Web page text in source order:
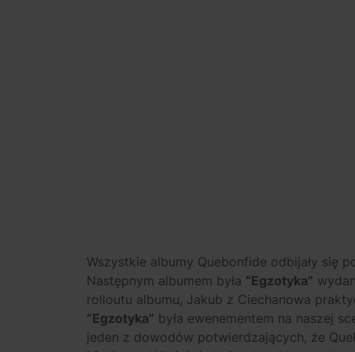
Wszystkie albumy Quebonfide odbijały się
Następnym albumem była “Egzotyka”
rolloutu albumu, Jakub z Ciechanowa
“Egzotyka” była ewenementem na naszej
jeden z dowodów potwierdzających, że